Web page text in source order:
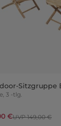
Sitzgruppe
3 -tlg.
€UVP 149,00 €